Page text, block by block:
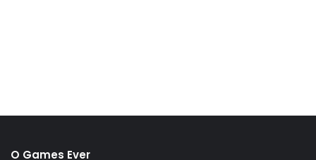
O Games Ever